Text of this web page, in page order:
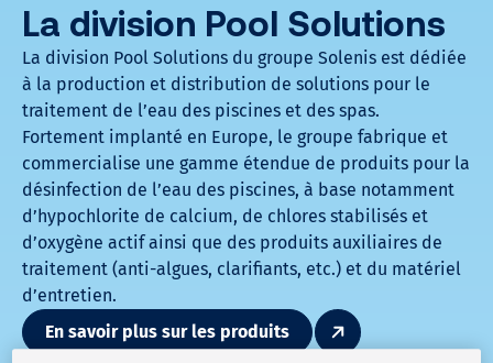
La division Pool Solutions
La division Pool Solutions du groupe Solenis est dédiée
à la production et distribution de solutions pour le
traitement de l’eau des piscines et des spas.
Fortement implanté en Europe, le groupe fabrique et
commercialise une gamme étendue de produits pour la
désinfection de l’eau des piscines, à base notamment
d’hypochlorite de calcium, de chlores stabilisés et
d’oxygène actif ainsi que des produits auxiliaires de
traitement (anti-algues, clarifiants, etc.) et du matériel
d’entretien.
En savoir plus sur les produits